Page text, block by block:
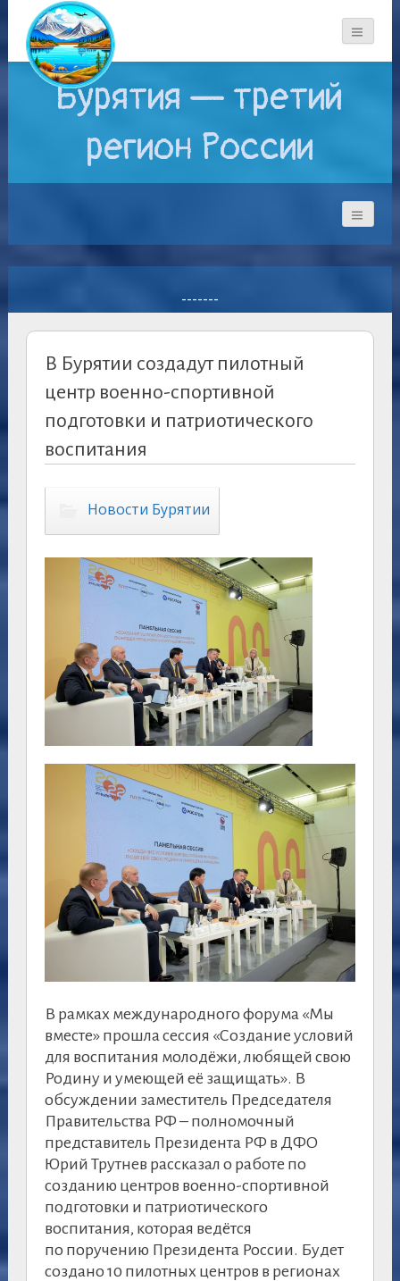
Бурятия — третий
регион России
-------
В Бурятии создадут пилотный
центр военно-спортивной
подготовки и патриотического
воспитания
Новости Бурятии
В рамках международного форума «Мы
вместе» прошла сессия «Создание условий
для воспитания молодёжи, любящей свою
Родину и умеющей её защищать». В
обсуждении заместитель Председателя
Правительства РФ – полномочный
представитель Президента РФ в ДФО
Юрий Трутнев рассказал о работе по
созданию центров военно-спортивной
подготовки и патриотического
воспитания, которая ведётся
по поручению Президента России. Будет
создано 10 пилотных центров в регионах